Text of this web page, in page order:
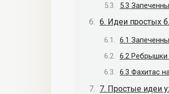
5.3
6. Идеи простых
6.1
6.2 Ребрышки
6.3 Фахитас
7. Простые идеи